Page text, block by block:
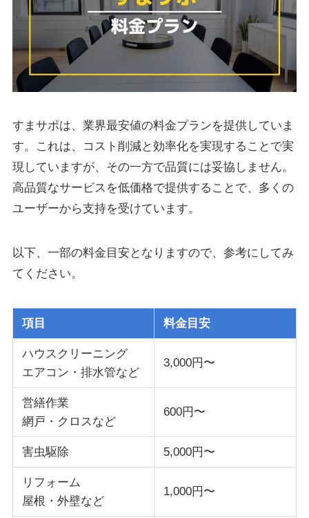
すまサポは、業界最安値の料金プランを提供していま
す。これは、コスト削減と効率化を実現することで実
現していますが、その一方で品質には妥協しません。
高品質なサービスを低価格で提供することで、多くの
ユーザーから支持を受けています。
以下、一部の料金目安となりますので、参考にしてみ
てください。
項目 料金目安
ハウスクリーニング
エアコン・排水管など
3,000円〜
営繕作業
網戸・クロスなど
600円〜
害虫駆除 5,000円〜
リフォーム
屋根・外壁など
1,000円〜